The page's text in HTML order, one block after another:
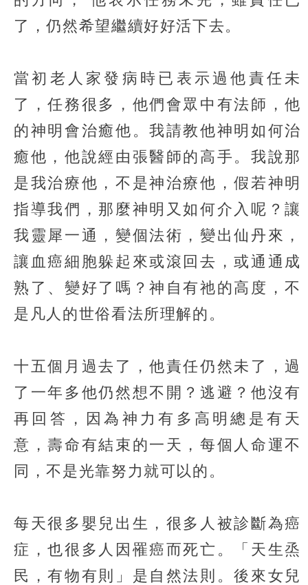
了，仍然希望繼續好好活下去。
當初老人家發病時已表示過他責任未
了，任務很多，他們會眾中有法師，他
的神明會治癒他。我請教他神明如何治
癒他，他說經由張醫師的高手。我說那
是我治療他，不是神治療他，假若神明
指導我們，那麼神明又如何介入呢？讓
我靈犀一通，變個法術，變出仙丹來，
讓血癌細胞躲起來或滾回去，或通通成
熟了、變好了嗎？神自有祂的高度，不
是凡人的世俗看法所理解的。
十五個月過去了，他責任仍然未了，過
了一年多他仍然想不開？逃避？他沒有
再回答，因為神力有多高明總是有天
意，壽命有結束的一天，每個人命運不
同，不是光靠努力就可以的。
每天很多嬰兒出生，很多人被診斷為癌
症，也很多人因罹癌而死亡。「天生烝
民，有物有則」是自然法則。後來女兒